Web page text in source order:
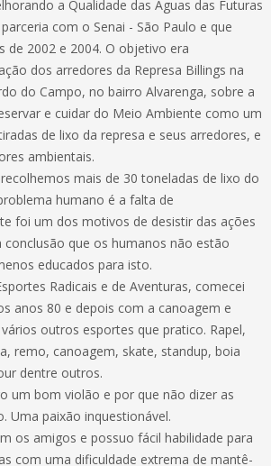
a Qualidade das Águas das Futuras
com o Senai - São Paulo e que
de 2002 e 2004. O objetivo era
dos arredores da Represa Billings na
do Campo, no bairro Alvarenga, sobre a
e cuidar do Meio Ambiente como um
de lixo da represa e seus arredores, e
ambientais.
mais de 30 toneladas de lixo do
humano é a falta de
foi um dos motivos de desistir das ações
conclusão que os humanos não estão
educados para isto.
Radicais e de Aventuras, comecei
anos 80 e depois com a canoagem e
outros esportes que pratico. Rapel,
remo, canoagem, skate, standup, boia
dentre outros.
um bom violão e por que não dizer as
Uma paixão inquestionável.
os amigos e possuo fácil habilidade para
com uma dificuldade extrema de mantê-